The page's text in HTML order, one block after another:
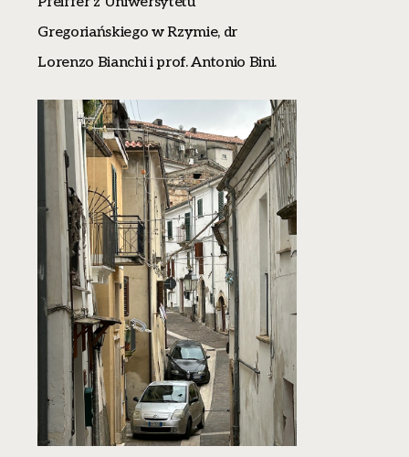
Gregoriańskiego w Rzymie, dr
Lorenzo Bianchi i prof. Antonio Bini.